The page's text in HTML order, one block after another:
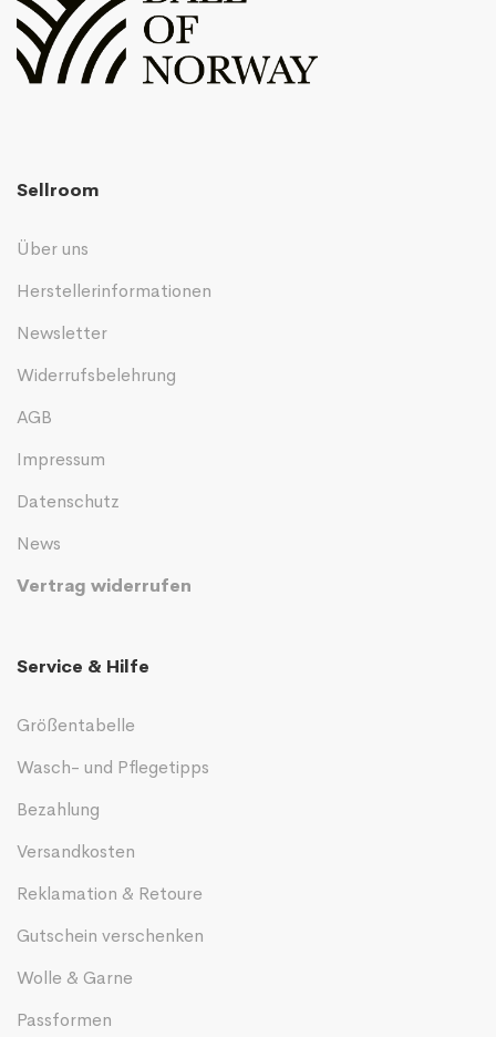
Sellroom
Über uns
Herstellerinformationen
Newsletter
Widerrufsbelehrung
AGB
Impressum
Datenschutz
News
Vertrag widerrufen
Service & Hilfe
Größentabelle
Wasch- und Pflegetipps
Bezahlung
Versandkosten
Reklamation & Retoure
Gutschein verschenken
Wolle & Garne
Passformen